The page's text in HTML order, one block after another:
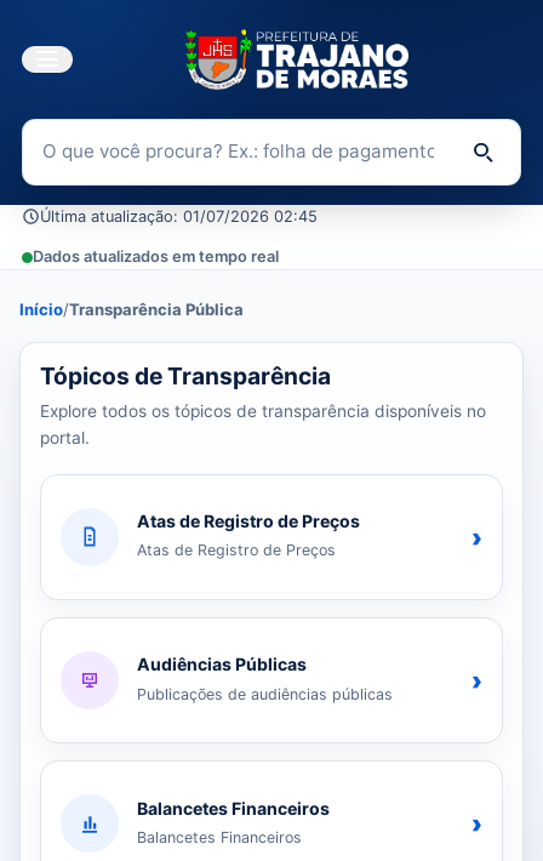
Buscar no Portal da Transparência
Última atualização: 01/07/2026 02:45
Dados atualizados em tempo real
Início/Transparência Pública
39 tópicos carregados do banco de dados.
Tópicos de Transparência
Explore todos os tópicos de transparência disponíveis no
portal.
Atas de Registro de Preços
Atas de Registro de Preços ›
Audiências Públicas
Publicações de audiências públicas ›
Balancetes Financeiros
Balancetes Financeiros ›